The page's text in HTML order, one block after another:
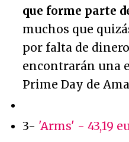
que forme parte
muchos que
por falta de
encontrarán una
Prime Day de
3- 'Arms' - 43,19